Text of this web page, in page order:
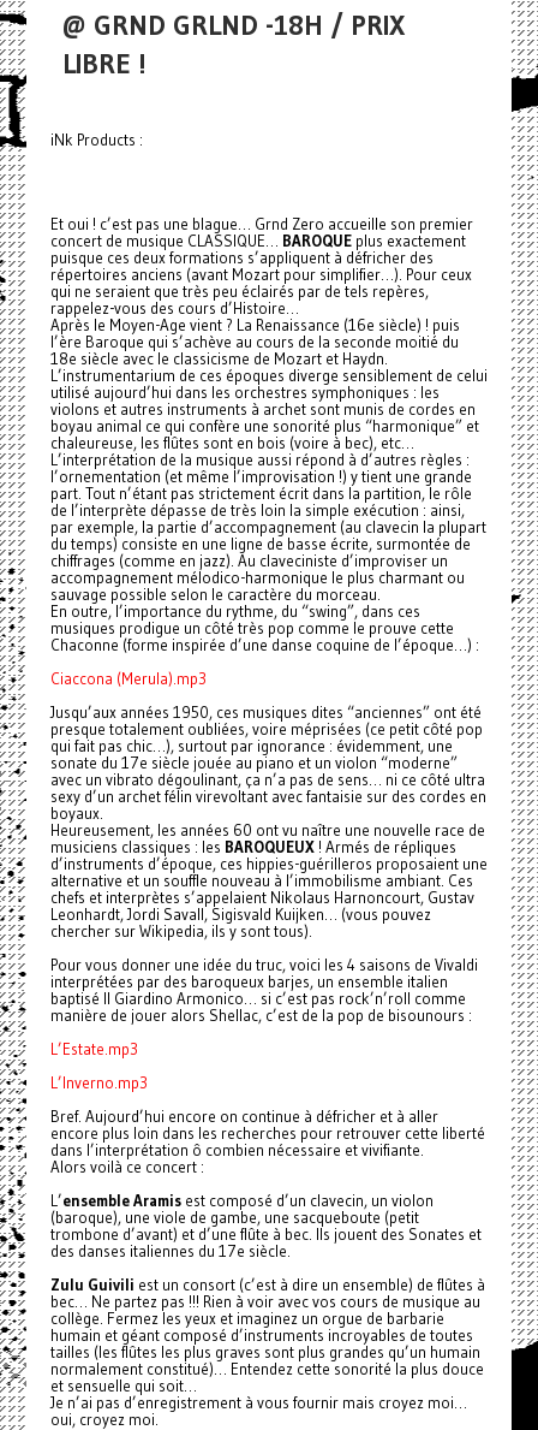
@ GRND GRLND -18H / PRIX
LIBRE !
iNk Products :
Et oui ! c’est pas une blague… Grnd Zero accueille son premier
concert de musique CLASSIQUE… BAROQUEplus exactement
puisque ces deux formations s’appliquent à défricher des
répertoires anciens (avant Mozart pour simplifier…). Pour ceux
qui ne seraient que très peu éclairés par de tels repères,
rappelez-vous des cours d’Histoire…
Après le Moyen-Age vient ? La Renaissance (16e siècle) ! puis
l’ère Baroque qui s’achève au cours de la seconde moitié du
18e siècle avec le classicisme de Mozart et Haydn.
L’instrumentarium de ces époques diverge sensiblement de celui
utilisé aujourd’hui dans les orchestres symphoniques : les
violons et autres instruments à archet sont munis de cordes en
boyau animal ce qui confère une sonorité plus “harmonique” et
chaleureuse, les flûtes sont en bois (voire à bec), etc…
L’interprétation de la musique aussi répond à d’autres règles :
l’ornementation (et même l’improvisation !) y tient une grande
part. Tout n’étant pas strictement écrit dans la partition, le rôle
de l’interprète dépasse de très loin la simple exécution : ainsi,
par exemple, la partie d’accompagnement (au clavecin la plupart
du temps) consiste en une ligne de basse écrite, surmontée de
chiffrages (comme en jazz). Au claveciniste d’improviser un
accompagnement mélodico-harmonique le plus charmant ou
sauvage possible selon le caractère du morceau.
En outre, l’importance du rythme, du “swing”, dans ces
musiques prodigue un côté très pop comme le prouve cette
Chaconne (forme inspirée d’une danse coquine de l’époque…) :
Ciaccona (Merula).mp3
Jusqu’aux années 1950, ces musiques dites “anciennes” ont été
presque totalement oubliées, voire méprisées (ce petit côté pop
qui fait pas chic…), surtout par ignorance : évidemment, une
sonate du 17e siècle jouée au piano et un violon “moderne”
avec un vibrato dégoulinant, ça n’a pas de sens… ni ce côté ultra
sexy d’un archet félin virevoltant avec fantaisie sur des cordes en
boyaux.
Heureusement, les années 60 ont vu naître une nouvelle race de
musiciens classiques : les BAROQUEUX! Armés de répliques
d’instruments d’époque, ces hippies-guérilleros proposaient une
alternative et un souffle nouveau à l’immobilisme ambiant. Ces
chefs et interprètes s’appelaient Nikolaus Harnoncourt, Gustav
Leonhardt, Jordi Savall, Sigisvald Kuijken… (vous pouvez
chercher sur Wikipedia, ils y sont tous).
Pour vous donner une idée du truc, voici les 4 saisons de Vivaldi
interprétées par des baroqueux barjes, un ensemble italien
baptisé Il Giardino Armonico… si c’est pas rock’n’roll comme
manière de jouer alors Shellac, c’est de la pop de bisounours :
L’Estate.mp3
L’Inverno.mp3
Bref. Aujourd’hui encore on continue à défricher et à aller
encore plus loin dans les recherches pour retrouver cette liberté
dans l’interprétation ô combien nécessaire et vivifiante.
Alors voilà ce concert :
L’ensemble Aramisest composé d’un clavecin, un violon
(baroque), une viole de gambe, une sacqueboute (petit
trombone d’avant) et d’une flûte à bec. Ils jouent des Sonates et
des danses italiennes du 17e siècle.
Zulu Guivili est un consort (c’est à dire un ensemble) de flûtes à
bec… Ne partez pas !!! Rien à voir avec vos cours de musique au
collège. Fermez les yeux et imaginez un orgue de barbarie
humain et géant composé d’instruments incroyables de toutes
tailles (les flûtes les plus graves sont plus grandes qu’un humain
normalement constitué)… Entendez cette sonorité la plus douce
et sensuelle qui soit…
Je n’ai pas d’enregistrement à vous fournir mais croyez moi…
oui, croyez moi.